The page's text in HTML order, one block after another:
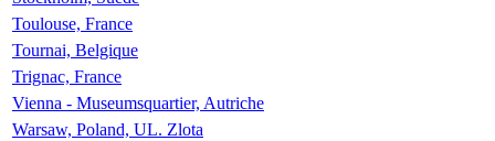
Toulouse, France
Tournai, Belgique
Trignac, France
Vienna - Museumsquartier, Autriche
Warsaw, Poland, UL. Zlota